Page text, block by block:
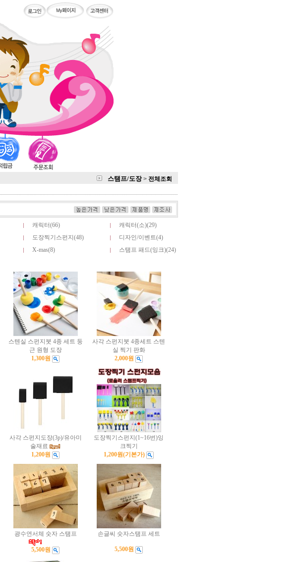
스탬프/도장> 전체조회
캐릭터(66)
캐릭터(소)(29)
도장찍기스펀지(48)
디자인/이벤트(4)
X-mas(8)
스탬프 패드(잉크)(24)
스텐실 스펀지붓 4종 세트 둥
근 원형 도장
1,300원
사각 스펀지붓 4종세트 스텐
실 찍기 판화
2,000원
사각 스펀지도장(3p)/유아미
술재료
1,200원
도장찍기스펀지(1~16번)잉
크찍기
1,200원(기본가)
광수연서체 숫자 스탬프
5,500원
손글씨 숫자스탬프 세트
5,500원